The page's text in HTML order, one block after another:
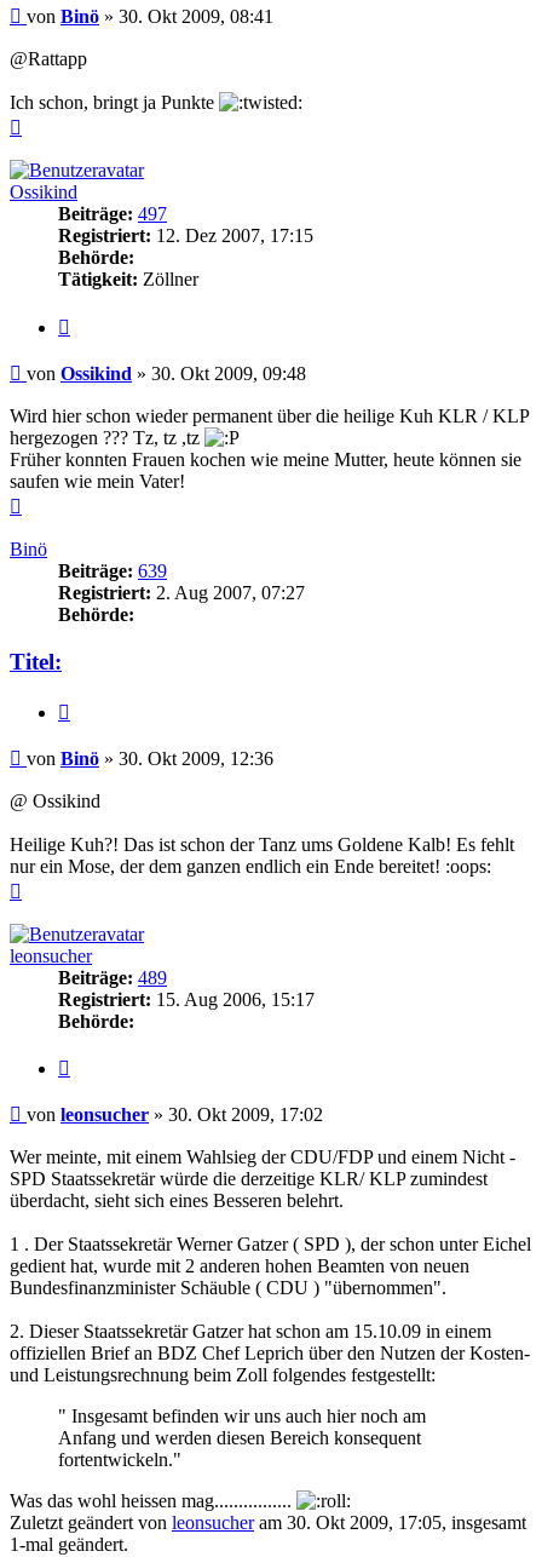
Beitrag
von Binö » 30. Okt 2009, 08:41
@Rattapp
Ich schon, bringt ja Punkte
Ossikind
Beiträge: 497
Registriert: 12. Dez 2007, 17:15
Behörde:
Tätigkeit: Zöllner
Beitrag
von Ossikind » 30. Okt 2009, 09:48
Wird hier schon wieder permanent über die heilige Kuh KLR / KLP
hergezogen ??? Tz, tz ,tz
Früher konnten Frauen kochen wie meine Mutter, heute können sie
saufen wie mein Vater!
Binö
Beiträge: 639
Registriert: 2. Aug 2007, 07:27
Behörde:
Titel:
Beitrag
von Binö » 30. Okt 2009, 12:36
@ Ossikind
Heilige Kuh?! Das ist schon der Tanz ums Goldene Kalb! Es fehlt
nur ein Mose, der dem ganzen endlich ein Ende bereitet! :oops:
leonsucher
Beiträge: 489
Registriert: 15. Aug 2006, 15:17
Behörde:
Beitrag
von leonsucher » 30. Okt 2009, 17:02
Wer meinte, mit einem Wahlsieg der CDU/FDP und einem Nicht -
SPD Staatssekretär würde die derzeitige KLR/ KLP zumindest
überdacht, sieht sich eines Besseren belehrt.
1 . Der Staatssekretär Werner Gatzer ( SPD ), der schon unter Eichel
gedient hat, wurde mit 2 anderen hohen Beamten von neuen
Bundesfinanzminister Schäuble ( CDU ) "übernommen".
2. Dieser Staatssekretär Gatzer hat schon am 15.10.09 in einem
offiziellen Brief an BDZ Chef Leprich über den Nutzen der Kosten-
und Leistungsrechnung beim Zoll folgendes festgestellt:
" Insgesamt befinden wir uns auch hier noch am
Anfang und werden diesen Bereich konsequent
fortentwickeln."
Was das wohl heissen mag................
Zuletzt geändert von leonsucheram 30. Okt 2009, 17:05, insgesamt
1-mal geändert.